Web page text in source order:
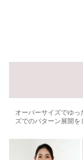
オーバーサイズでゆ
ズでのパターン展開